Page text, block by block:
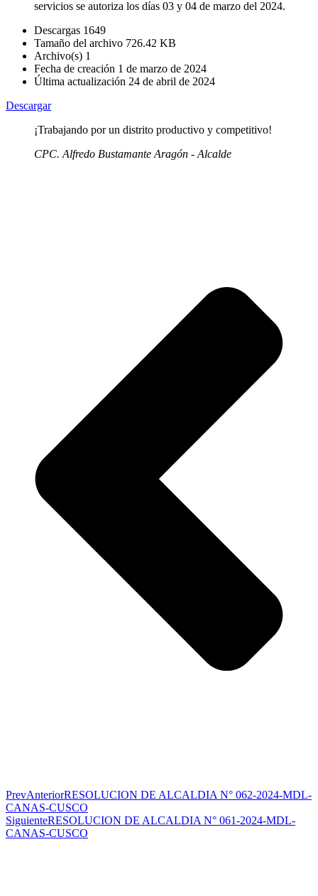
servicios se autoriza los días 03 y 04 de marzo del 2024.
Descargas 1649
Tamaño del archivo 726.42 KB
Archivo(s) 1
Fecha de creación 1 de marzo de 2024
Última actualización 24 de abril de 2024
Descargar
¡Trabajando por un distrito productivo y competitivo!
CPC. Alfredo Bustamante Aragón - Alcalde
PrevAnteriorRESOLUCION DE ALCALDIA N° 062-2024-MDL-
CANAS-CUSCO
SiguienteRESOLUCION DE ALCALDIA N° 061-2024-MDL-
CANAS-CUSCO